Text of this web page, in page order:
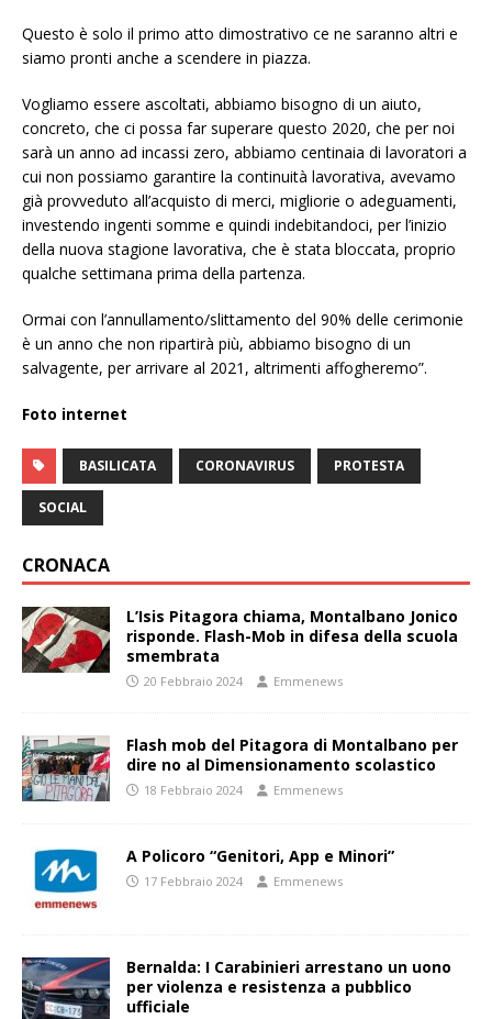
Questo è solo il primo atto dimostrativo ce ne saranno altri e
siamo pronti anche a scendere in piazza.
Vogliamo essere ascoltati, abbiamo bisogno di un aiuto,
concreto, che ci possa far superare questo 2020, che per noi
sarà un anno ad incassi zero, abbiamo centinaia di lavoratori a
cui non possiamo garantire la continuità lavorativa, avevamo
già provveduto all’acquisto di merci, migliorie o adeguamenti,
investendo ingenti somme e quindi indebitandoci, per l’inizio
della nuova stagione lavorativa, che è stata bloccata, proprio
qualche settimana prima della partenza.
Ormai con l’annullamento/slittamento del 90% delle cerimonie
è un anno che non ripartirà più, abbiamo bisogno di un
salvagente, per arrivare al 2021, altrimenti affogheremo”.
Foto internet
BASILICATA CORONAVIRUS PROTESTA
SOCIAL
CRONACA
L’Isis Pitagora chiama, Montalbano Jonico
risponde. Flash-Mob in difesa della scuola
smembrata
20 Febbraio 2024 Emmenews
Flash mob del Pitagora di Montalbano per
dire no al Dimensionamento scolastico
18 Febbraio 2024 Emmenews
A Policoro “Genitori, App e Minori”
17 Febbraio 2024 Emmenews
Bernalda: I Carabinieri arrestano un uono
per violenza e resistenza a pubblico
ufficiale